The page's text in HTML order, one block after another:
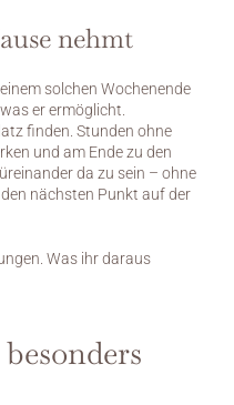
nehmt
solchen Wochenende
er ermöglicht.
finden. Stunden ohne
und am Ende zu den
da zu sein – ohne
nächsten Punkt auf der
Was ihr daraus